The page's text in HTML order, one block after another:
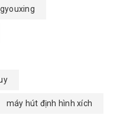
máy hút định hình xích